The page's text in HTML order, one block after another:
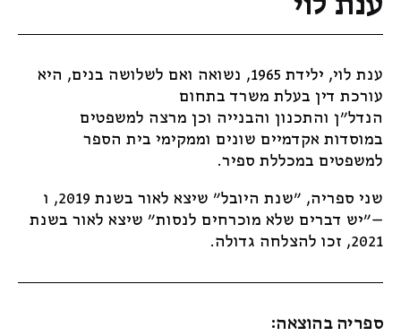
ענת לוי, ילידת 1965, נשואה ואם לשלושה בנים, היא
עורכת דין בעלת משרד בתחום
הנדל"ן והתכנון והבנייה וכן מרצה למשפטים
במוסדות אקדמיים שונים וממקימי בית הספר
למשפטים במכללת ספיר.
שני ספריה, "שנת היובל" שיצא לאור בשנת 2019, ו
–"יש דברים שלא מוכרחים לנסות" שיצא לאור בשנת
2021, זכו להצלחה גדולה.
ספריה בהוצאה: